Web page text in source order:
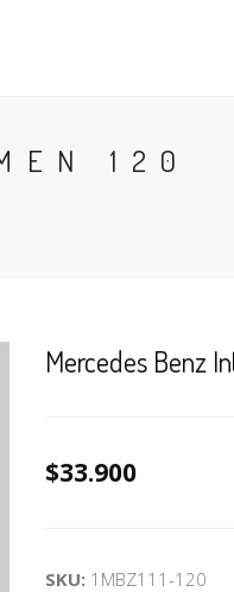
120
Mercedes Benz
$33.900
SKU: 1MBZ111-120